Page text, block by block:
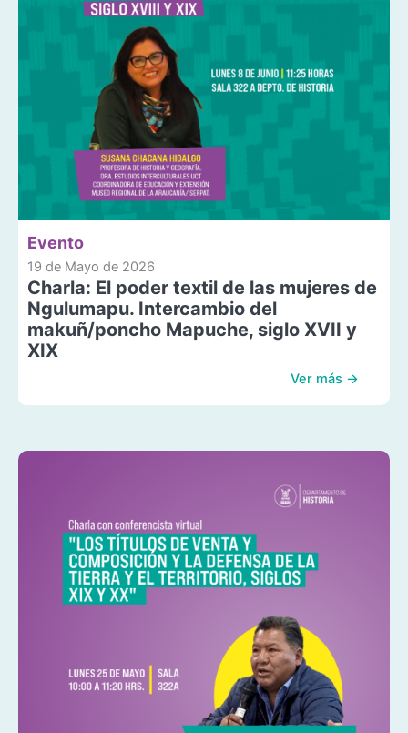
Evento
19 de Mayo de 2026
Charla: El poder textil de las mujeres de
Ngulumapu. Intercambio del
makuñ/poncho Mapuche, siglo XVII y
XIX
Ver más →